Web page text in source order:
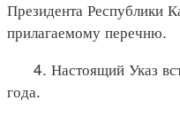
Президента Республики
прилагаемому перечню.
4. Настоящий Указ
года.